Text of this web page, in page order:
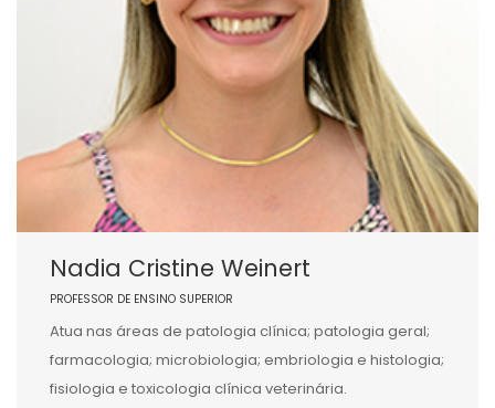
Nadia Cristine Weinert
PROFESSOR DE ENSINO SUPERIOR
Atua nas áreas de patologia clínica; patologia geral;
farmacologia; microbiologia; embriologia e histologia;
fisiologia e toxicologia clínica veterinária.